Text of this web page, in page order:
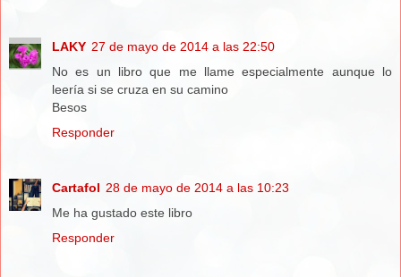
LAKY 27 de mayo de 2014 a las 22:50
No es un libro que me llame especialmente aunque lo
leería si se cruza en su camino
Besos
Responder
Cartafol 28 de mayo de 2014 a las 10:23
Me ha gustado este libro
Responder